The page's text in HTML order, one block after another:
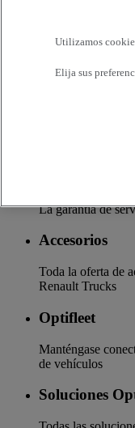
conjunto de
formación en
La garantía de
Accesorios
Toda la oferta de
Renault Trucks
Optifleet
Manténgase
de vehículos
Soluciones
Utilizamos
Elija sus